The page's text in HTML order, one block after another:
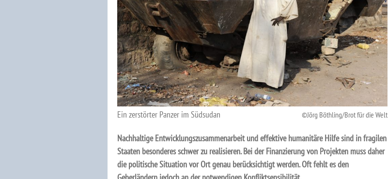
Ein zerstörter Panzer im Südsudan Jörg Böthling/Brot für die Welt
Nachhaltige Entwicklungszusammenarbeit und effektive humanitäre Hilfe sind in fragilen
Staaten besonderes schwer zu realisieren. Bei der Finanzierung von Projekten muss daher
die politische Situation vor Ort genau berücksichtigt werden. Oft fehlt es den